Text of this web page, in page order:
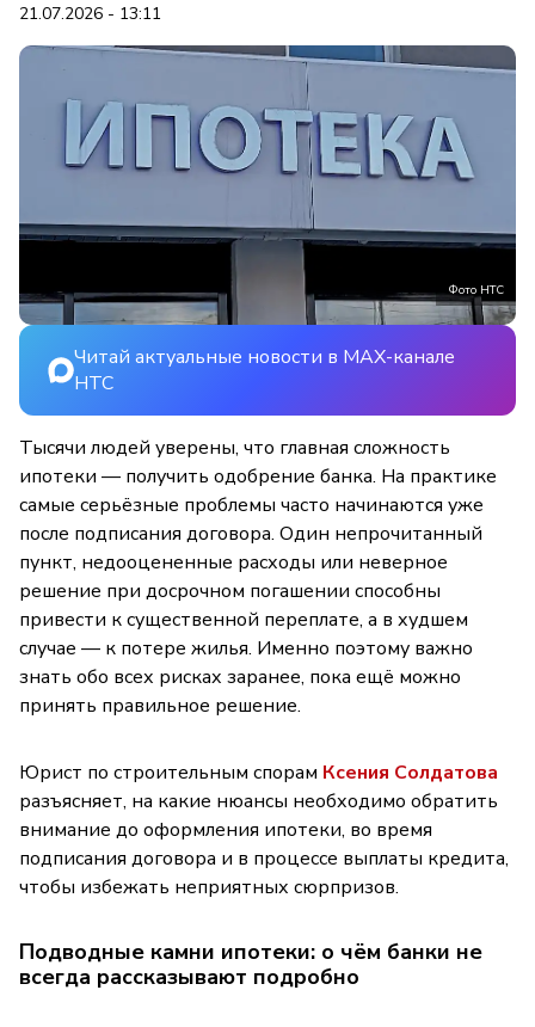
21.07.2026 - 13:11
Фото НТС
Читай актуальные новости в MAX-канале
НТС
Тысячи людей уверены, что главная сложность
ипотеки — получить одобрение банка. На практике
самые серьёзные проблемы часто начинаются уже
после подписания договора. Один непрочитанный
пункт, недооцененные расходы или неверное
решение при досрочном погашении способны
привести к существенной переплате, а в худшем
случае — к потере жилья. Именно поэтому важно
знать обо всех рисках заранее, пока ещё можно
принять правильное решение.
Юрист по строительным спорам Ксения Солдатова
разъясняет, на какие нюансы необходимо обратить
внимание до оформления ипотеки, во время
подписания договора и в процессе выплаты кредита,
чтобы избежать неприятных сюрпризов.
Подводные камни ипотеки: о чём банки не
всегда рассказывают подробно